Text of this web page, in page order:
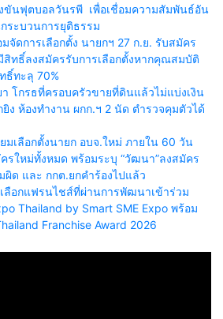
ขันฟุตบอลวันรพี เพื่อเชื่อมความสัมพันธ์อัน
ระบวนการยุติธรรม
จัดการเลือกตั้ง นายกฯ 27 ก.ย. รับสมัคร
สิทธิ์ลงสมัครรับการเลือกตั้งหากคุณสมบัติ
ธิ์ทะลุ 70%
โกรธที่ครอบครัวขายที่ดินแล้วไม่แบ่งเงิน
ง ห้องทำงาน ผกก.ฯ 2 นัด ตำรวจคุมตัวได้
มเลือกตั้งนายก อบจ.ใหม่ ภายใน 60 วัน
รใหม่ทั้งหมด พร้อมระบุ “วัฒนา”ลงสมัคร
ผิด และ กกต.ยกคำร้องไปแล้ว
ลือกแฟรนไชส์ที่ผ่านการพัฒนาเข้าร่วม
Thailand by Smart SME Expo พร้อม
Franchise Award 2026